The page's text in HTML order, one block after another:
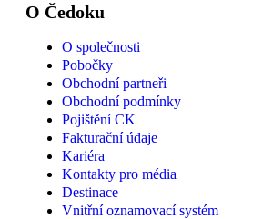
O Čedoku
O společnosti
Pobočky
Obchodní partneři
Obchodní podmínky
Pojištění CK
Fakturační údaje
Kariéra
Kontakty pro média
Destinace
Vnitřní oznamovací systém